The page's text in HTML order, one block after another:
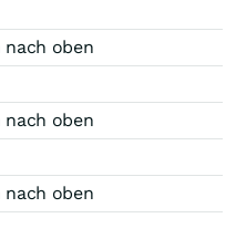
nach oben
nach oben
nach oben